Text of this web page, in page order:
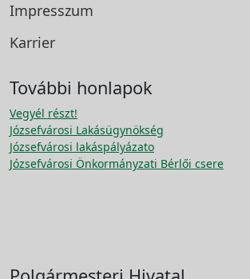
Impresszum
Karrier
További honlapok
Vegyél részt!
Józsefvárosi Lakásügynökség
Józsefvárosi lakáspályázato
Józsefvárosi Önkormányzati Bérlői csere